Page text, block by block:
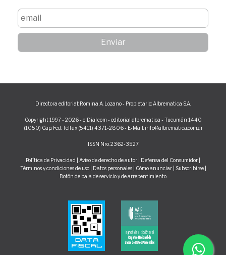
Directora editorial: Romina A. Lozano - Propietario: Albrematica S.A.
Copyright 1997 - 2026 - elDial.com - editorial albrematica - Tucumán 1440
(1050) Cap. Fed. Telfax (5411) 4371-2806 - E-Mail: info@albrematica.com.ar
ISSN Nro. 2362-3527
Política de Privacidad Aviso de derecho de autor Defensa del Consumidor
Términos y condiciones de uso| Datos personales| Cómo anunciar| Subscribirse
Botón de baja de servicio y de arrepentimiento